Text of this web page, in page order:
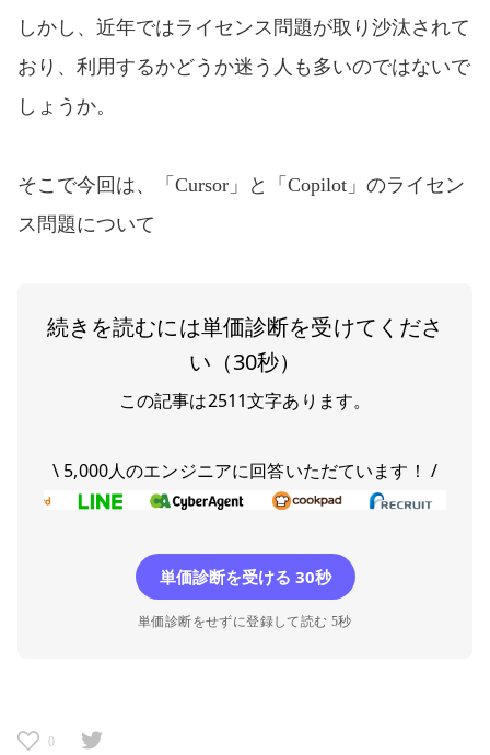
しかし、近年ではライセンス問題が取り沙汰されて
おり、利用するかどうか迷う人も多いのではないで
しょうか。
そこで今回は、「Cursor」と「Copilot」のライセン
ス問題について
続きを読むには単価診断を受けてくださ
い（30秒）
この記事は2511文字あります。
\ 5,000人のエンジニアに回答いただています！ /
単価診断を受ける 30秒
単価診断をせずに登録して読む 5秒
0